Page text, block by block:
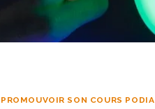
SON COURS PODIA